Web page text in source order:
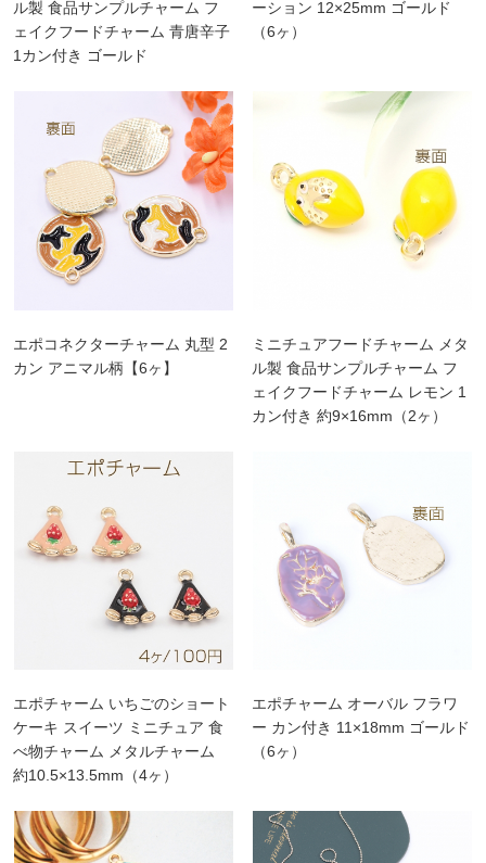
ル製 食品サンプルチャーム フ
ェイクフードチャーム 青唐辛子
1カン付き ゴールド
ーション 12×25mm ゴールド
（6ヶ）
エポコネクターチャーム 丸型 2
カン アニマル柄【6ヶ】
ミニチュアフードチャーム メタ
ル製 食品サンプルチャーム フ
ェイクフードチャーム レモン 1
カン付き 約9×16mm（2ヶ）
エポチャーム いちごのショート
ケーキ スイーツ ミニチュア 食
べ物チャーム メタルチャーム
約10.5×13.5mm（4ヶ）
エポチャーム オーバル フラワ
ー カン付き 11×18mm ゴールド
（6ヶ）